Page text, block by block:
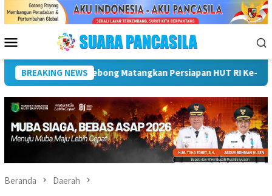
Menu
Mobile
BREAKING NEWS
Plt Bupati Hadiri Pemusnahan Barang Bukti 88 Perkara Di Kejari
Beranda Daerah